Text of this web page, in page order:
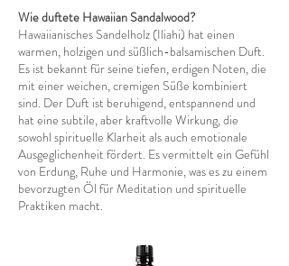
Wie duftete Hawaiian Sandalwood?
Hawaiianisches Sandelholz (Iliahi) hat einen
warmen, holzigen und süßlich-balsamischen Duft.
Es ist bekannt für seine tiefen, erdigen Noten, die
mit einer weichen, cremigen Süße kombiniert
sind. Der Duft ist beruhigend, entspannend und
hat eine subtile, aber kraftvolle Wirkung, die
sowohl spirituelle Klarheit als auch emotionale
Ausgeglichenheit fördert. Es vermittelt ein Gefühl
von Erdung, Ruhe und Harmonie, was es zu einem
bevorzugten Öl für Meditation und spirituelle
Praktiken macht.